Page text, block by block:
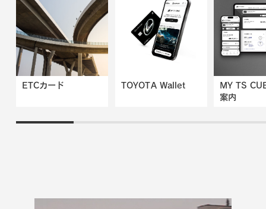
ETCカード TOYOTA Wallet
MY TS
案内